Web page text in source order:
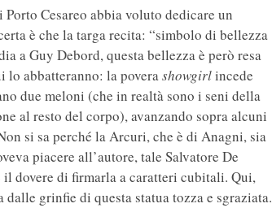
Cesareo abbia voluto dedicare un
è che la targa recita: “simbolo di bellezza
a Guy Debord, questa bellezza è però resa
lo abbatteranno: la poverashowgirlincede
due meloni (che in realtà sono i seni della
al resto del corpo), avanzando sopra alcuni
si sa perché la Arcuri, che è di Anagni, sia
piacere all’autore, tale Salvatore De
dovere di firmarla a caratteri cubitali. Qui,
dalle grinfie di questa statua tozza e sgraziata.